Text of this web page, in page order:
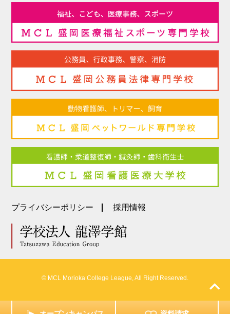
プライバシーポリシー 採用情報
© MCL Morioka College League, All Right Reserved.